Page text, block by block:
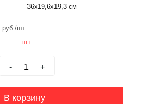
36x19,6x19,3 см
руб./шт.
шт.
- +
В корзину